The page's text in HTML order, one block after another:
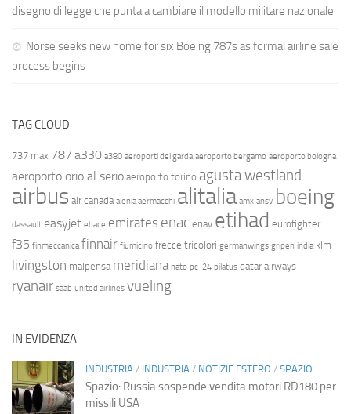
disegno di legge che punta a cambiare il modello militare nazionale
Norse seeks new home for six Boeing 787s as formal airline sale
process begins
TAG CLOUD
737 max 787 a330 a380 aeroporti del garda aeroporto bergamo aeroporto bologna
aeroporto orio al serio aeroporto torino agusta westland
airbus air canada alenia aermacchi alitalia amx ansv boeing
dassault easyjet ebace emirates enac enav etihad eurofighter
f35 finmeccanica finnair fiumicino frecce tricolori germanwings gripen india klm
livingston malpensa meridiana nato pc-24 pilatus qatar airways
ryanair saab united airlines vueling
IN EVIDENZA
INDUSTRIA / INDUSTRIA / NOTIZIE ESTERO / SPAZIO
Spazio: Russia sospende vendita motori RD180 per
missili USA